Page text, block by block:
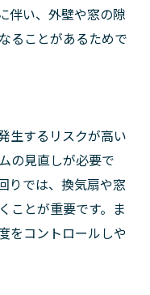
伴い、外壁や窓の隙
ることがあるためで
生するリスクが高い
の見直しが必要で
りでは、換気扇や窓
ことが重要です。ま
をコントロールしや